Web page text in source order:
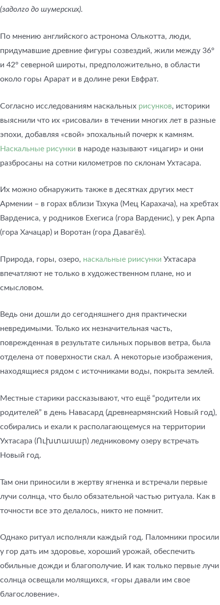
(задолго до шумерских).
По мнению английского астронома Олькотта, люди,
придумавшие древние фигуры созвездий, жили между 36°
и 42° северной широты, предположительно, в области
около горы Арарат и в долине реки Евфрат.
Согласно исследованиям наскальных рисунков, историки
выяснили что их «рисовали» в течении многих лет в разные
эпохи, добавляя «свой» эпохальный почерк к камням.
Наскальные рисунки в народе называют «ицагир» и они
разбросаны на сотни километров по склонам Ухтасара.
Их можно обнаружить также в десятках других мест
Армении – в горах вблизи Тзхука (Мец Карахача), на хребтах
Вардениса, у родников Ехегиса (гора Варденис), у рек Арпа
(гора Хачацар) и Воротан (гора Давагёз).
Природа, горы, озеро, наскальные риисунки Ухтасара
впечатляют не только в художественном плане, но и
смысловом.
Ведь они дошли до сегодняшнего дня практически
невредимыми. Только их незначительная часть,
поврежденная в результате сильных порывов ветра, была
отделена от поверхности скал. А некоторые изображения,
находящиеся рядом с источниками воды, покрыта землей.
Местные старики рассказывают, что ещё “родители их
родителей” в день Навасард (древнеармянский Новый год),
собирались и ехали к располагающемуся на территории
Ухтасара (Ուխտասար) ледниковому озеру встречать
Новый год.
Там они приносили в жертву ягненка и встречали первые
лучи солнца, что было обязательной частью ритуала. Как в
точности все это делалось, никто не помнит.
Однако ритуал исполняли каждый год. Паломники просили
у гор дать им здоровье, хороший урожай, обеспечить
обильные дожди и благополучие. И как только первые лучи
солнца освещали молящихся, «горы давали им свое
благословение».